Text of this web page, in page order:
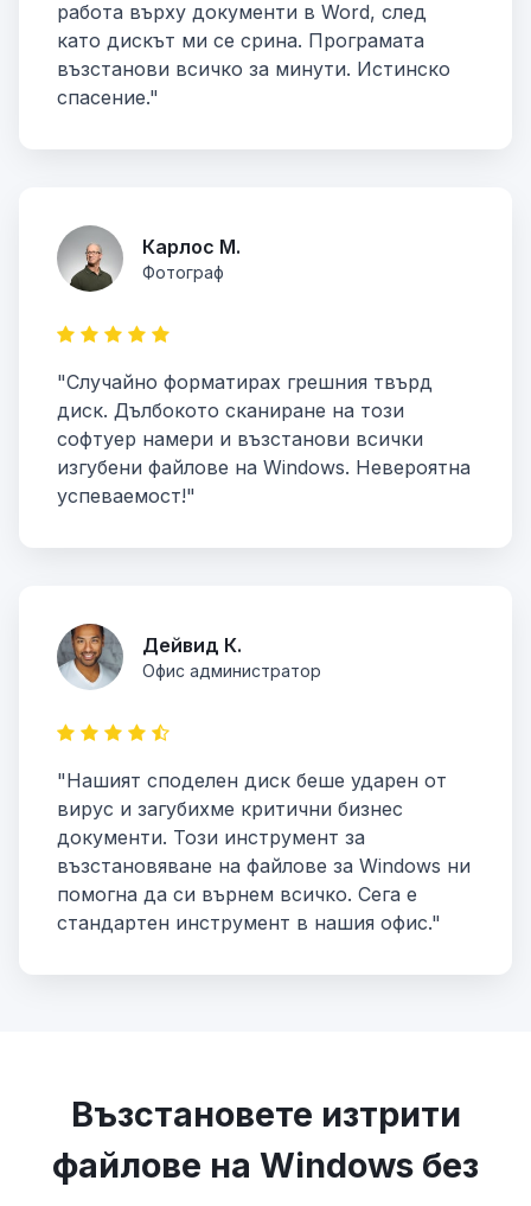
работа върху документи в Word, след
като дискът ми се срина. Програмата
възстанови всичко за минути. Истинско
спасение."
Карлос М.
Фотограф
"Случайно форматирах грешния твърд
диск. Дълбокото сканиране на този
софтуер намери и възстанови всички
изгубени файлове на Windows. Невероятна
успеваемост!"
Дейвид К.
Офис администратор
"Нашият споделен диск беше ударен от
вирус и загубихме критични бизнес
документи. Този инструмент за
възстановяване на файлове за Windows ни
помогна да си върнем всичко. Сега е
стандартен инструмент в нашия офис."
Възстановете изтрити
файлове на Windows без